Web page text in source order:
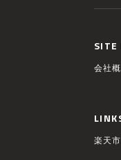
SITE
会社
楽天